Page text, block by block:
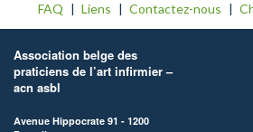
FAQ Liens Contactez-nous
Association belge des
praticiens de l’art infirmier –
acn asbl
Avenue Hippocrate 91 - 1200